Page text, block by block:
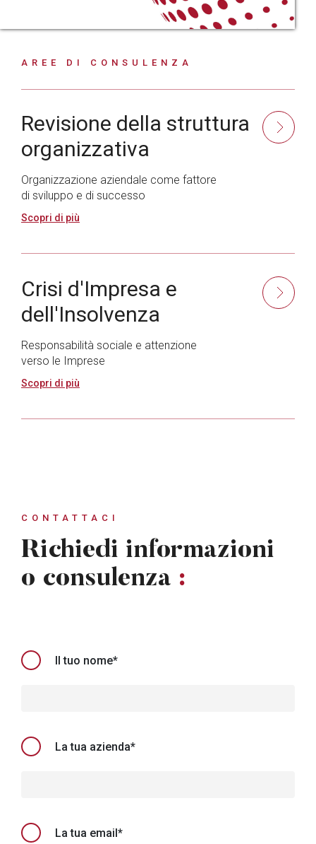
AREE DI CONSULENZA
Revisione della struttura
organizzativa
Organizzazione aziendale come fattore
di sviluppo e di successo
Scopri di più
Crisi d'Impresa e
dell'Insolvenza
Responsabilità sociale e attenzione
verso le Imprese
Scopri di più
CONTATTACI
Richiedi informazioni
o consulenza :
Il tuo nome*
La tua azienda*
La tua email*